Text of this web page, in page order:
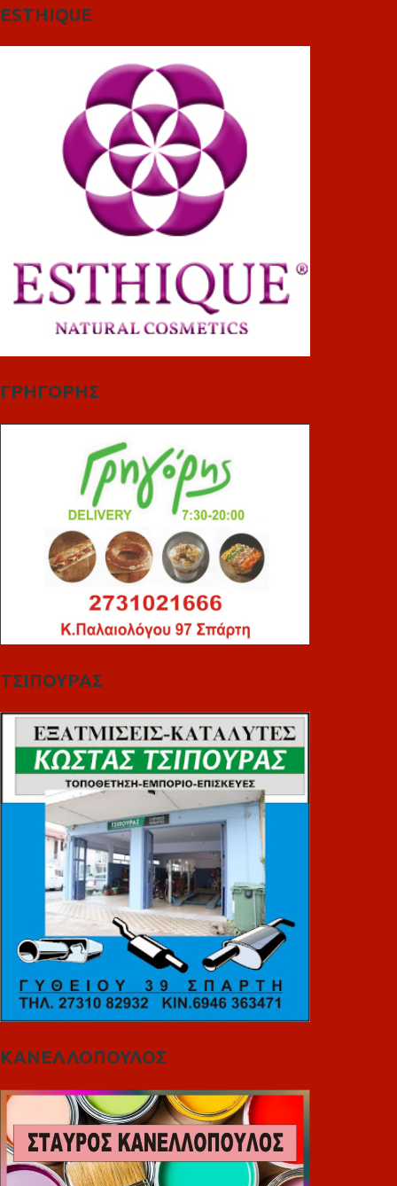
ESTHIQUE
ΓΡΗΓΟΡΗΣ
ΤΣΙΠΟΥΡΑΣ
ΚΑΝΕΛΛΟΠΟΥΛΟΣ